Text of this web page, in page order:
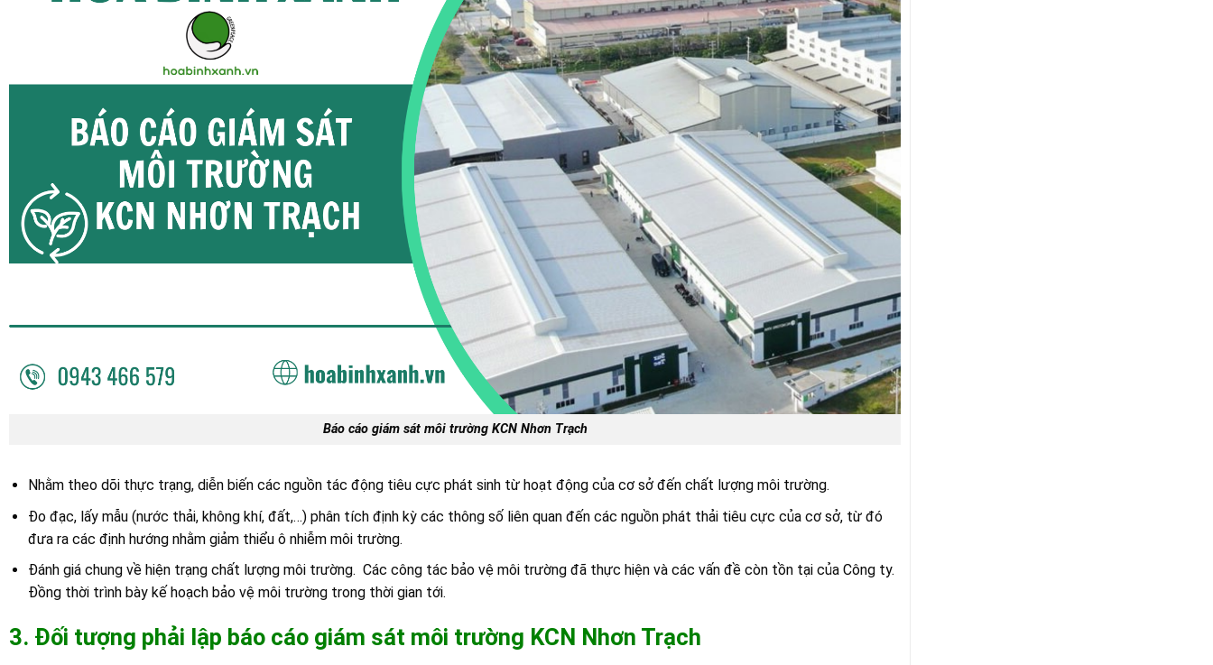
Báo cáo giám sát môi trường KCN Nhơn Trạch
Nhằm theo dõi thực trạng, diễn biến các nguồn tác động tiêu cực phát sinh từ hoạt động của cơ sở đến chất lượng môi trường.
Đo đạc, lấy mẫu (nước thải, không khí, đất,…) phân tích định kỳ các thông số liên quan đến các nguồn phát thải tiêu cực của cơ sở, từ đó
đưa ra các định hướng nhằm giảm thiểu ô nhiễm môi trường.
Đánh giá chung về hiện trạng chất lượng môi trường. Các công tác bảo vệ môi trường đã thực hiện và các vấn đề còn tồn tại của Công ty.
Đồng thời trình bày kế hoạch bảo vệ môi trường trong thời gian tới.
3. Đối tượng phải lập báo cáo giám sát môi trường KCN Nhơn Trạch